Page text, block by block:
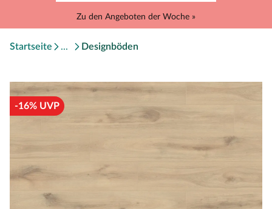
Zu den Angeboten der Woche »
Startseite Designböden
-16% UVP